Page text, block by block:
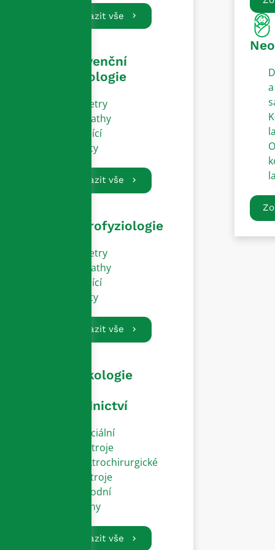
Zobrazit vše
Intervenční
kardiologie
Katetry
Sheathy
Vodící
dráty
Zobrazit vše
Elektrofyziologie
Katetry
Sheathy
Vodící
dráty
Zobrazit vše
Gynekologie
porodnictví
Speciální
přístroje
Elektrochirurgické
nástroje
Porodní
zvony
Zobrazit vše
a